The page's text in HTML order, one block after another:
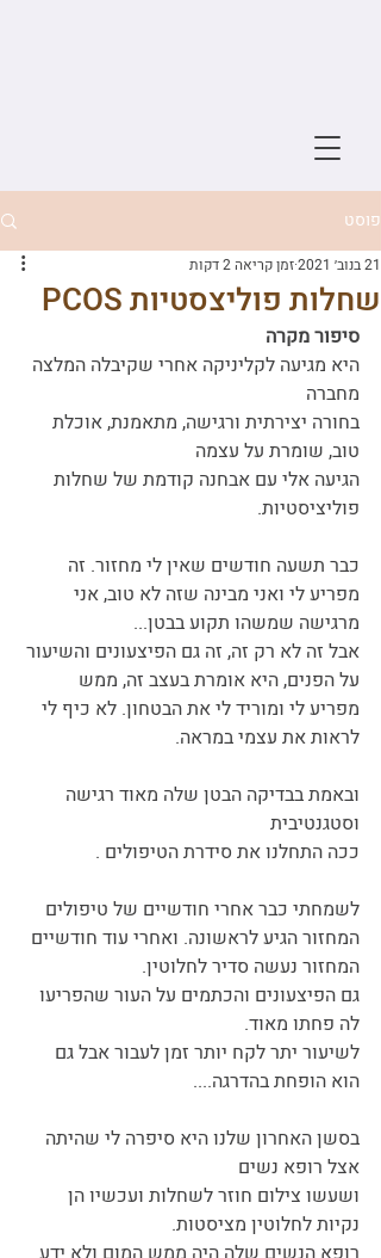
פוסט
שחלות פוליצסטיות PCOS
21 בנוב׳ 2021 זמן קריאה 2 דקות
סיפור מקרה
היא מגיעה לקליניקה אחרי שקיבלה המלצה
מחברה
בחורה יצירתית ורגישה, מתאמנת, אוכלת
טוב, שומרת על עצמה
הגיעה אלי עם אבחנה קודמת של שחלות
פוליציסטיות.
כבר תשעה חודשים שאין לי מחזור. זה
מפריע לי ואני מבינה שזה לא טוב, אני
מרגישה שמשהו תקוע בבטן...
אבל זה לא רק זה, זה גם הפיצעונים והשיעור
על הפנים, היא אומרת בעצב זה, ממש
מפריע לי ומוריד לי את הבטחון. לא כיף לי
לראות את עצמי במראה.
ובאמת בבדיקה הבטן שלה מאוד רגישה
וסטגנטיבית
ככה התחלנו את סידרת הטיפולים .
לשמחתי כבר אחרי חודשיים של טיפולים
המחזור הגיע לראשונה. ואחרי עוד חודשיים
המחזור נעשה סדיר לחלוטין.
גם הפיצעונים והכתמים על העור שהפריעו
לה פחתו מאוד.
לשיעור יתר לקח יותר זמן לעבור אבל גם
הוא הופחת בהדרגה....
בסשן האחרון שלנו היא סיפרה לי שהיתה
אצל רופא נשים
ושעשו צילום חוזר לשחלות ועכשיו הן
נקיות לחלוטין מציסטות.